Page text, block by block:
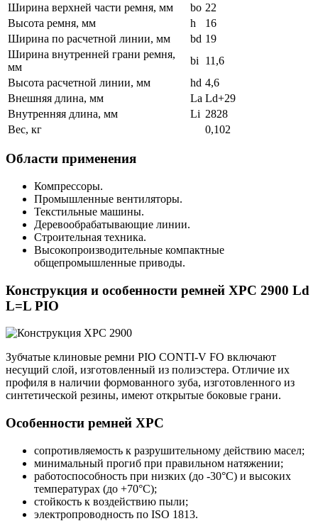
Ширина верхней части ремня, мм
bo 22
Высота ремня, мм
h
16
Ширина по расчетной линии, мм
bd 19
Ширина внутренней грани ремня,
мм
bi
11,6
Высота расчетной линии, мм
hd 4,6
Внешняя длина, мм
La Ld+29
Внутренняя длина, мм
Li 2828
Вес, кг
0,102
Области применения
Компрессоры.
Промышленные вентиляторы.
Текстильные машины.
Деревообрабатывающие линии.
Строительная техника.
Высокопроизводительные компактные
общепромышленные приводы.
Конструкция и особенности ремней XPC 2900 Ld
L=L PIO
Зубчатые клиновые ремни PIO CONTI-V FO включают
несущий слой, изготовленный из полиэстера. Отличие их
профиля в наличии формованного зуба, изготовленного из
синтетической резины, имеют открытые боковые грани.
Особенности ремней XPC
сопротивляемость к разрушительному действию масел;
минимальный прогиб при правильном натяжении;
работоспособность при низких (до -30°С) и высоких
температурах (до +70°С);
стойкость к воздействию пыли;
электропроводность по ISO 1813.